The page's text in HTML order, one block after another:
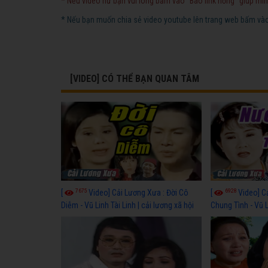
* Nếu bạn muốn chia sẻ video youtube lên trang web bấm
[VIDEO] CÓ THỂ BẠN QUAN TÂM
7675 Video] Cải Lương Xưa : Đời Cô
Diễm - Vũ Linh Tài Linh | cải lương xã hội
6928 Video]
Chung Tình - Vũ
lương xã hội hay